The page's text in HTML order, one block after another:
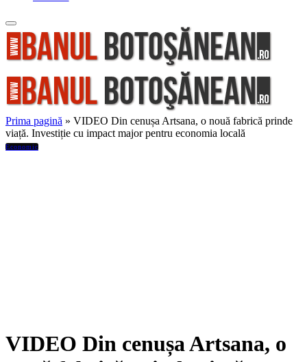
Prima pagină » VIDEO Din cenușa Artsana, o nouă fabrică prinde
viață. Investiție cu impact major pentru economia locală
Economic
VIDEO Din cenușa Artsana, o